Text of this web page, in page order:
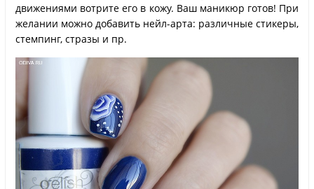
движениями вотрите его в кожу. Ваш маникюр готов! При
желании можно добавить нейл-арта: различные стикеры,
стемпинг, стразы и пр.